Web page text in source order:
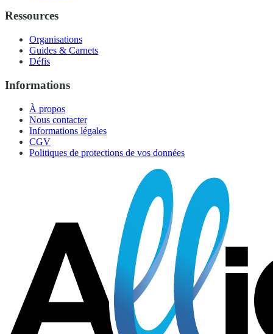
Ressources
Organisations
Guides & Carnets
Défis
Informations
À propos
Nous contacter
Informations légales
CGV
Politiques de protections de vos données